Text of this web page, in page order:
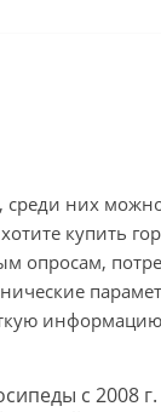
них можно
купить
опросам,
с 2008